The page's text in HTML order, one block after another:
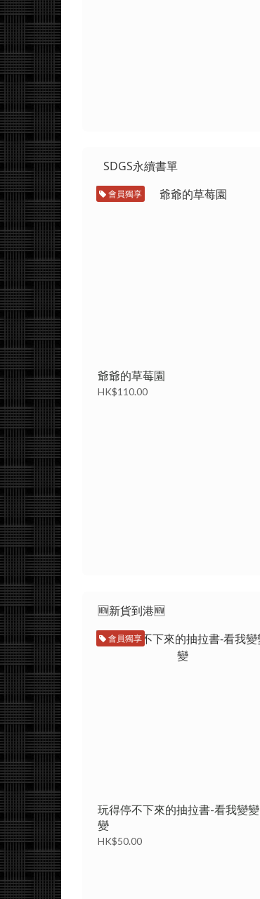
SDGS永續書單
會員獨享
爺爺的草莓園
HK$110.00
🆕新貨到港🆕
會員獨享
玩得停不下來的抽拉書-看我變變
變
HK$50.00